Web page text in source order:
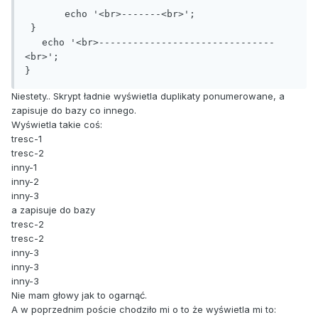
<br>';
Niestety.. Skrypt ładnie wyświetla duplikaty ponumerowane, a
zapisuje do bazy co innego.
Wyświetla takie coś:
tresc-1
tresc-2
inny-1
inny-2
inny-3
a zapisuje do bazy
tresc-2
tresc-2
inny-3
inny-3
inny-3
Nie mam głowy jak to ogarnąć.
A w poprzednim poście chodziło mi o to że wyświetla mi to: